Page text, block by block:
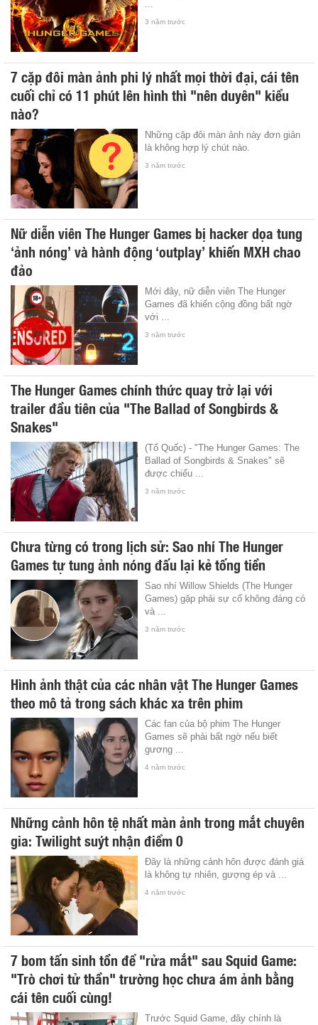
3 năm trước
7 cặp đôi màn ảnh phi lý nhất mọi thời đại, cái tên
cuối chỉ có 11 phút lên hình thì "nên duyên" kiểu
nào?
Những cặp đôi màn ảnh này đơn giản
là không hợp lý chút nào.
3 năm trước
Nữ diễn viên The Hunger Games bị hacker dọa tung
‘ảnh nóng’ và hành động ‘outplay’ khiến MXH chao
đảo
Mới đây, nữ diễn viên The Hunger
Games đã khiến cộng đồng bất ngờ
với ...
3 năm trước
The Hunger Games chính thức quay trở lại với
trailer đầu tiên của "The Ballad of Songbirds &
Snakes"
(Tổ Quốc) - "The Hunger Games: The
Ballad of Songbirds & Snakes" sẽ
được chiếu ...
3 năm trước
Chưa từng có trong lịch sử: Sao nhí The Hunger
Games tự tung ảnh nóng đấu lại kẻ tống tiền
Sao nhí Willow Shields (The Hunger
Games) gặp phải sự cố không đáng có
và ...
3 năm trước
Hình ảnh thật của các nhân vật The Hunger Games
theo mô tả trong sách khác xa trên phim
Các fan của bộ phim The Hunger
Games sẽ phải bất ngờ nếu biết
gương ...
4 năm trước
Những cảnh hôn tệ nhất màn ảnh trong mắt chuyên
gia: Twilight suýt nhận điểm 0
Đây là những cảnh hôn được đánh giá
là không tự nhiên, gượng ép và ...
4 năm trước
7 bom tấn sinh tồn để "rửa mắt" sau Squid Game:
"Trò chơi tử thần" trường học chưa ám ảnh bằng
cái tên cuối cùng!
Trước Squid Game, đây chính là